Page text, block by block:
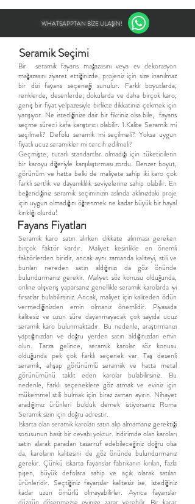
WHATSAPPTAN BİZE ULAŞIN!
Seramik Seçimi
​Bir seramik fayans mağazasını veya ev dekorasyon
mağazasını ziyaret ettiğinizde, projeniz için size inanılmaz
bir dizi fayans seçeneği sunulur. Farklı boyutlarda,
renklerde, desenlerde, dokularda ve daha birçok karo,
geniş bir fiyat yelpazesiyle birlikte dikkatinizi çekmek için
yarışıyor. Ne istediğinize dair bir fikriniz olsa bile, fayans
seçme süreci kafa karıştırıcı olabilir. 1.Kalite Seramik mi
seçilmeli? Defolu seramik mi seçilmeli? Yoksa uygun
fiyatlı ucuz seramikler mi tercih edilmeli?
Geçmişte, tutarlı standartlar olmadığı için tüketicilerin
bir karoyu diğeriyle karşılaştırması zordu. Benzer boyut,
görünüm ve hatta belki de maliyete sahip iki karo çok
farklı sertlik ve dayanıklılık seviyelerine sahip olabilir. En
beğendiğiniz seramik seçiminizin aslında aklınızdaki proje
için uygun olmadığını öğrenmek ne kadar büyük bir hayal
kırıklığı olurdu!
Fayans Fiyatları
Seramik karo satın alırken dikkate alınması gereken
birçok faktör vardır. Maliyet kesinlikle en önemli
faktörlerden biridir, ancak aynı zamanda kaliteyi, stili ve
bunları nereden satın aldığınızı da göz önünde
bulundurmanız gerekir. Maliyet söz konusu olduğunda,
online alışveriş yaparsanız genellikle seramik karolarda iyi
fırsatlar bulabilirsiniz. Ancak, maliyet için kaliteden ödün
vermediğinizden emin olmanız önemlidir. Piyasada
kalitesiz ve uzun süre dayanmayacak çok sayıda ucuz
seramik karo bulunmaktadır. Bu nedenle, araştırmanızı
yaptığınızdan ve doğru yerden satın aldığınızdan emin
olun. Tarza gelince, seramik karolar söz konusu
olduğunda pek çok farklı seçenek var. Taş desenli
seramik, ahşap görünümlü seramiik ve hatta metal
görünümünü taklit eden karolar bulabilirsiniz. Bu
nedenle, farklı seçeneklere göz atmak ve eviniz için
mükemmel stili bulmak için biraz zaman ayırın. Nihayet
aradığımız ürünleri bulduk demek istiyorsanız Roma
Seramik sizin için doğru adrestir.
Iskarta olan seramik karoları satın alıp almamanız gerektiği
sorusunun basit bir cevabı yoktur. İndirimde olan karoları
satın alarak paradan tasarruf edebileceğiniz doğru olsa
da, karoların kalitesini de göz önünde bulundurmanız
gerekir. Çünkü ıskarta fayanslar fabrikanın kırılan, fazla
pişen, büyük defolara sahip ve açık olarak satılan
ürünleridir. Seçtiğiniz fayanslar kalitesiz ise, istediğiniz
kadar uzun ömürlü olmayabilirler. Ayrıca fayanslar